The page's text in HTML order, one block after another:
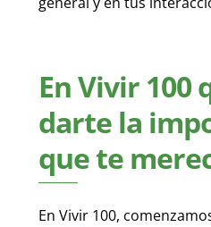
En Vivir 100
darte la
que te
En Vivir 100,